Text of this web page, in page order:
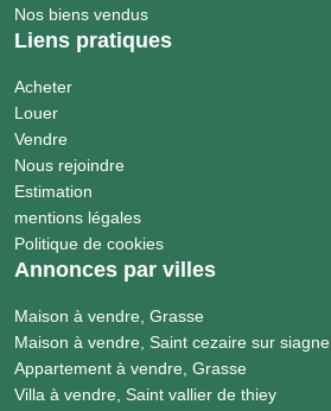
Nos biens vendus
Liens pratiques
Acheter
Louer
Vendre
Nous rejoindre
Estimation
mentions légales
Politique de cookies
Annonces par villes
Maison à vendre, Grasse
Maison à vendre, Saint cezaire sur siagne
Appartement à vendre, Grasse
Villa à vendre, Saint vallier de thiey